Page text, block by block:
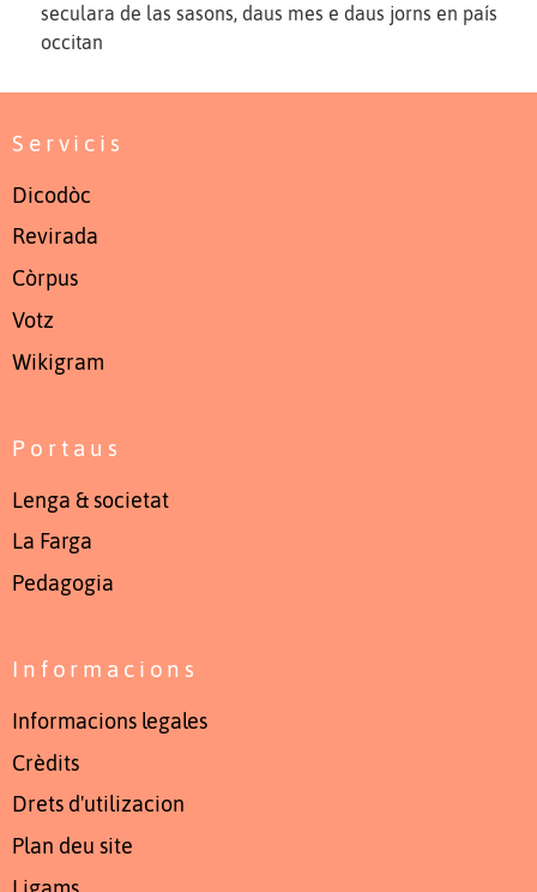
seculara de las sasons, daus mes e daus jorns en país
occitan
Servicis
Dicodòc
Revirada
Còrpus
Votz
Wikigram
Portaus
Lenga & societat
La Farga
Pedagogia
Informacions
Informacions legales
Crèdits
Drets d'utilizacion
Plan deu site